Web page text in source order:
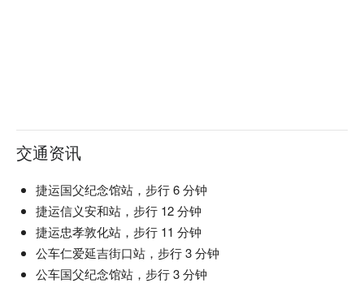
交通资讯
捷运国父纪念馆站，步行 6 分钟
捷运信义安和站，步行 12 分钟
捷运忠孝敦化站，步行 11 分钟
公车仁爱延吉街口站，步行 3 分钟
公车国父纪念馆站，步行 3 分钟